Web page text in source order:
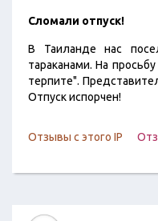
Сломали отпуск!
В Таиланде нас
тараканами. На
терпите".
Отпуск испорчен!
Отзывы с этого IP